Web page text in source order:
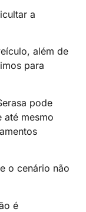
a
além de
para
pode
até mesmo
o cenário não
é